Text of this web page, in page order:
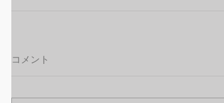
コメント